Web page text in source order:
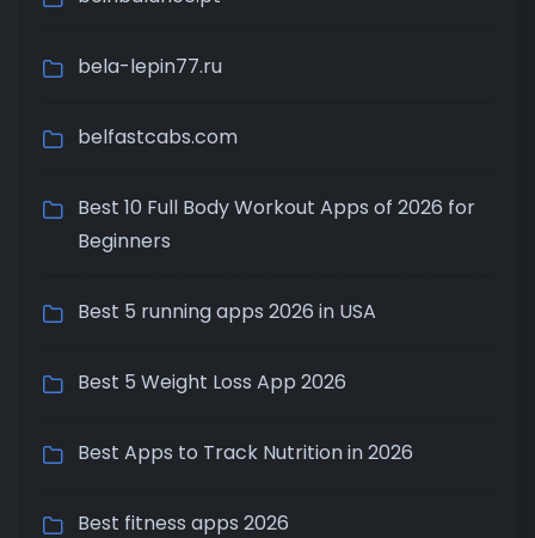
bela-lepin77.ru
belfastcabs.com
Best 10 Full Body Workout Apps of 2026 for
Beginners
Best 5 running apps 2026 in USA
Best 5 Weight Loss App 2026
Best Apps to Track Nutrition in 2026
Best fitness apps 2026